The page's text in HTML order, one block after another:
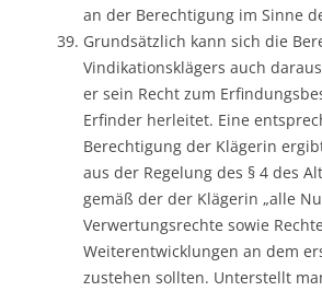
an der Berechtigung im Sinne
Grundsätzlich kann sich die
Vindikationsklägers auch
er sein Recht zum
Erfinder herleitet. Eine
Berechtigung der Klägerin
aus der Regelung des § 4 des
gemäß der der Klägerin „alle
Verwertungsrechte sowie
Weiterentwicklungen an dem
zustehen sollten. Unterstellt